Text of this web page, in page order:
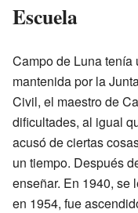
Escuela
Campo de Luna tenía
mantenida por la
Civil, el maestro de
dificultades, al igual
acusó de ciertas
un tiempo. Después
enseñar. En 1940, se
en 1954, fue